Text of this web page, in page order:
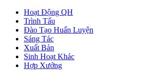
Hoạt Động QH
Trình Tấu
Đào Tạo Huấn Luyện
Sáng Tác
Xuất Bản
Sinh Hoạt Khác
Hợp Xướng